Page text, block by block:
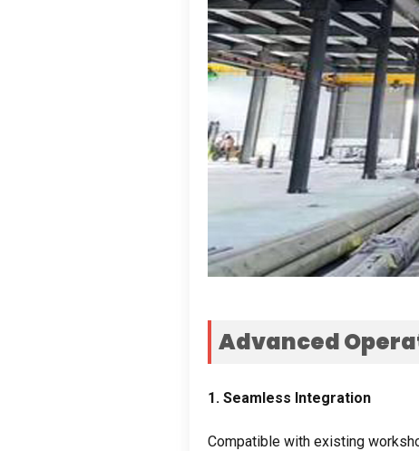
Advanced
1. Seamless Integration
Compatible with existing